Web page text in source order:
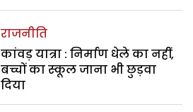
राजनीति
कांवड़ यात्रा : निर्माण धेले का नहीं,
बच्चों का स्कूल जाना भी छुड़वा
दिया